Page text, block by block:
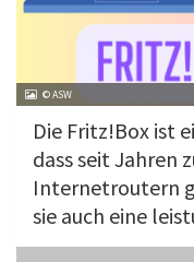
© ASW
Die Fritz!Box ist
dass seit Jahren
Internetroutern
sie auch eine